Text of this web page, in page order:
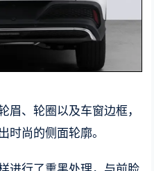
眉、轮圈以及车窗边框，
时尚的侧面轮廓。